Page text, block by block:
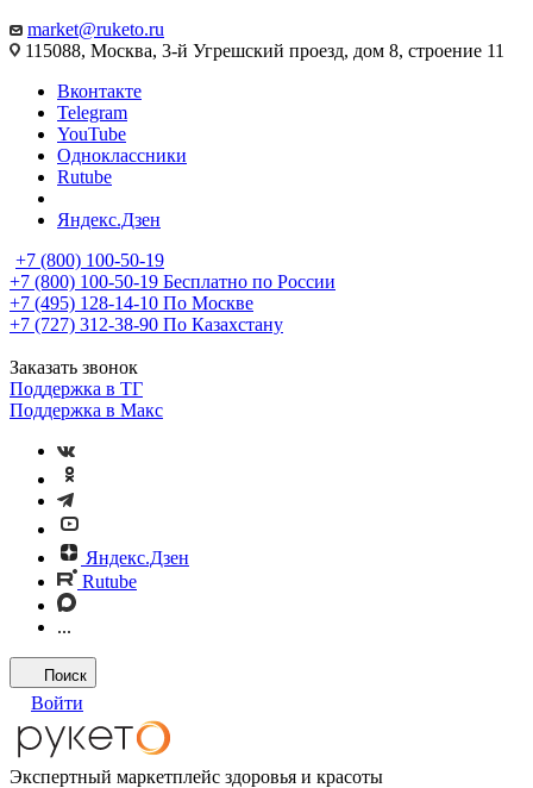
market@ruketo.ru
115088, Москва, 3-й Угрешский проезд, дом 8, строение 11
Вконтакте
Telegram
YouTube
Одноклассники
Rutube
Яндекс.Дзен
+7 (800) 100-50-19
+7 (800) 100-50-19 Бесплатно по России
+7 (495) 128-14-10 По Москве
+7 (727) 312-38-90 По Казахстану
Заказать звонок
Поддержка в ТГ
Поддержка в Макс
Яндекс.Дзен
Rutube
...
Поиск
Войти
Экспертный маркетплейс здоровья и красоты